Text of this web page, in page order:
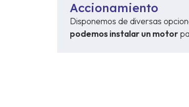
Accionamiento
Disponemos de diversas
podemos instalar un motor